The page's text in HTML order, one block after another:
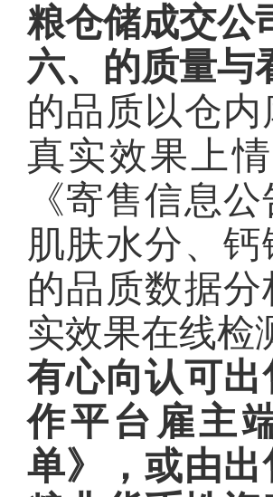
粮仓储成交公
六、的质量与
的品质以仓
真实效果上
《寄售信息
肌肤水分、
的品质数据
实效果在线
有心向认可
作平台雇主
单》，或由